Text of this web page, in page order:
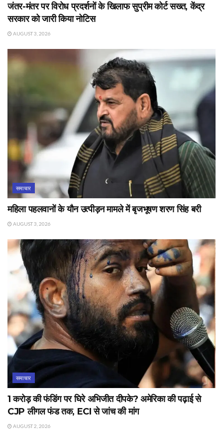
जंतर-मंतर पर विरोध प्रदर्शनों के खिलाफ सुप्रीम कोर्ट सख्त, केंद्र
सरकार को जारी किया नोटिस
AUGUST 3, 2026
समाचार
महिला पहलवानों के यौन उत्पीड़न मामले में बृजभूषण शरण सिंह बरी
AUGUST 3, 2026
समाचार
1 करोड़ की फंडिंग पर घिरे अभिजीत दीपके? अमेरिका की पढ़ाई से
CJP लीगल फंड तक, ECI से जांच की मांग
AUGUST 2, 2026